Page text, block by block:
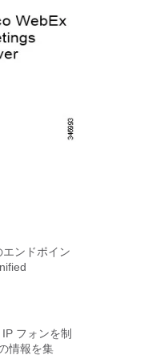
ンドポイン
フォンを制
情報を集